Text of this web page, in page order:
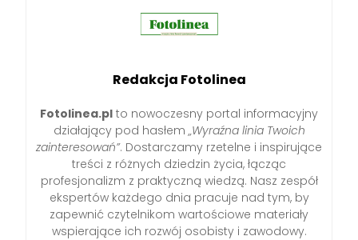
Redakcja Fotolinea
Fotolinea.pl to nowoczesny portal informacyjny
działający pod hasłem „Wyraźna linia Twoich
zainteresowań”. Dostarczamy rzetelne i inspirujące
treści z różnych dziedzin życia, łącząc
profesjonalizm z praktyczną wiedzą. Nasz zespół
ekspertów każdego dnia pracuje nad tym, by
zapewnić czytelnikom wartościowe materiały
wspierające ich rozwój osobisty i zawodowy.